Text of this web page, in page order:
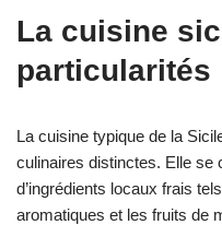
La cuisine
particularités
La cuisine typique de la
culinaires distinctes. Elle se
d’ingrédients locaux frais
aromatiques et les fruits de